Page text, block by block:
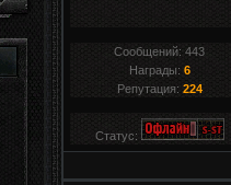
Сообщений:443
Награды: 6
Репутация: 224
Статус: